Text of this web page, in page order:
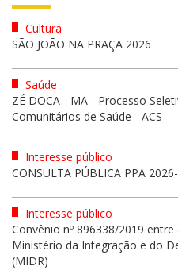
Cultura
SÃO JOÃO NA PRAÇA 2026
Saúde
ZÉ DOCA - MA - Processo
Comunitários de Saúde - ACS
Interesse público
CONSULTA PÚBLICA PPA
Interesse público
Convênio nº 896338/2019
Ministério da Integração e do
(MIDR)